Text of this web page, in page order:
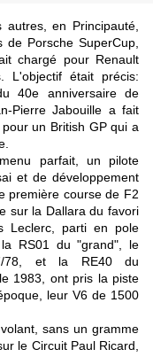
en Principauté,
Porsche SuperCup,
chargé pour Renault
L'objectif était précis:
40e anniversaire de
Pierre Jabouille a fait
un British GP qui a
parfait, un pilote
et de développement
première course de F2
sur la Dallara du favori
Leclerc, parti en pole
RS01 du "grand", le
78, et la RE40 du
1983, ont pris la piste
leur V6 de 1500
sans un gramme
le Circuit Paul Ricard,